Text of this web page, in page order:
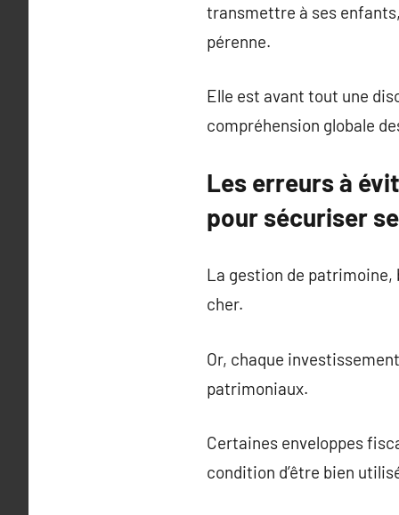
transmettre à ses
pérenne.
Elle est avant tout une
compréhension globale
Les erreurs à
pour sécuriser
La gestion de patrimoine,
cher.
Or, chaque
patrimoniaux.
Certaines enveloppes
condition d’être bien